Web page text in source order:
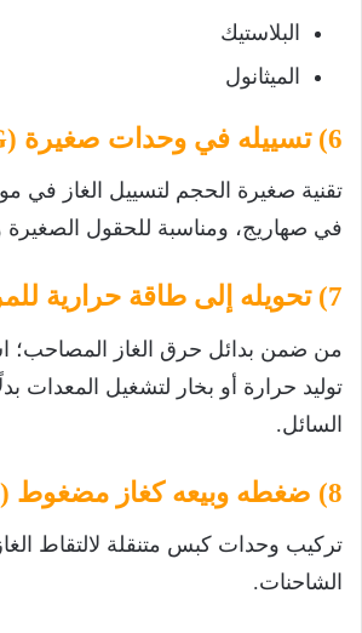
البلاستيك
الميثانول
6) تسييله في وحدات صغيرة (Mini LNG)
تقنية صغيرة الحجم لتسييل الغاز في
في صهاريج، ومناسبة للحقول الصغيرة
7) تحويله إلى طاقة حرارية للمرافق
من ضمن بدائل حرق الغاز المصاحب؛
توليد حرارة أو بخار لتشغيل المعدات
السائل.
8) ضغطه وبيعه كغاز مضغوط (CNG)
تركيب وحدات كبس متنقلة لالتقاط
الشاحنات.